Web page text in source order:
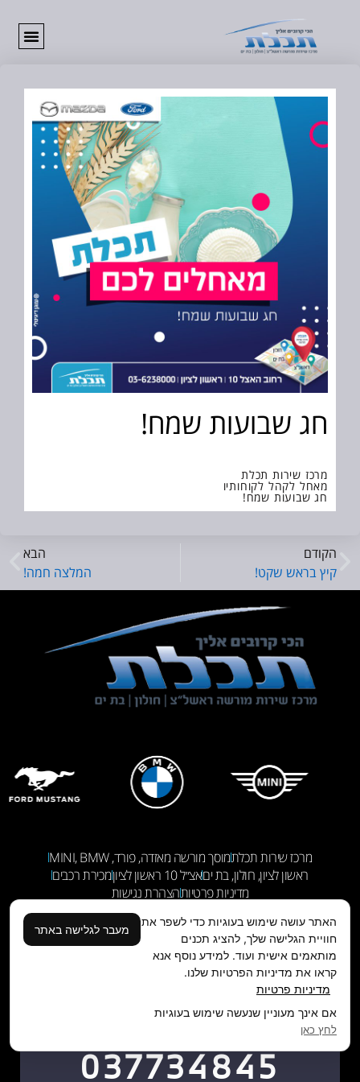
חג שבועות שמח!
מרכז שירות תכלת
מאחל לקהל לקוחותיו
חג שבועות שמח!
הקודם
קיץ בראש שקט!
הבא
המלצה חמה!
מרכז שירות תכלתמוסך מורשה מאזדה, פורד, MINI, BMW
ראשון לציון, חולון, בת יםאצ״ל 10 ראשון לציון
מכירת רכבים
מדיניות פרטיותהצהרת נגישות
שימו עוקב: עיצוב ובניה:עוגן דיגיטל
037734845
האתר עושה שימוש בעוגיות כדי לשפר את
חוויית הגלישה שלך, להציג תכנים
מותאמים אישית ועוד. למידע נוסף אנא
קראו את מדיניות הפרטיות שלנו.
מדיניות פרטיות
אם אינך מעוניין שנעשה שימוש בעוגיות
לחץ כאן
מעבר לגלישה באתר